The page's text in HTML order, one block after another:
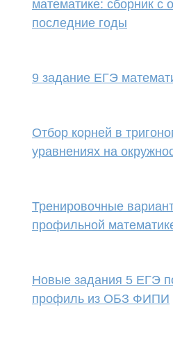
математике: сборник с
последние годы
9 задание ЕГЭ
Отбор корней в
уравнениях на
Тренировочные
профильной
Новые задания 5 ЕГЭ
профиль из ОБЗ ФИПИ